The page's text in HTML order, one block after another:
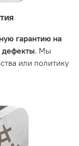
гарантию на
дефекты. Мы
или политику